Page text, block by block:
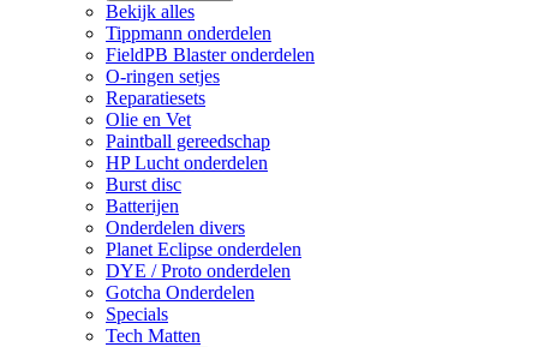
Bekijk alles
Tippmann onderdelen
FieldPB Blaster onderdelen
O-ringen setjes
Reparatiesets
Olie en Vet
Paintball gereedschap
HP Lucht onderdelen
Burst disc
Batterijen
Onderdelen divers
Planet Eclipse onderdelen
DYE / Proto onderdelen
Gotcha Onderdelen
Specials
Tech Matten